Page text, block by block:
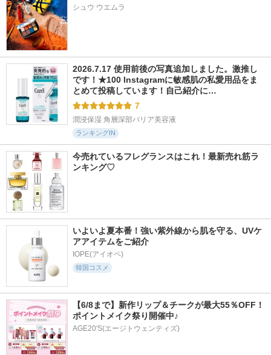
シュウ ウエムラ
2026.7.17 使用前後の写真追加しました。激推し
です！★100 Instagramに敏感肌の私愛用品をま
とめて投稿しています！自己紹介に…
7
潤浸保湿 角層深部バリア美容液
ランキングIN
今売れているフレグランスはこれ！最新売れ筋ラ
ンキング♡
いよいよ夏本番！強い紫外線から肌を守る、UVケ
アアイテムをご紹介
IOPE(アイオペ)
韓国コスメ
【6/8まで】新作リップ＆チークが最大55％OFF！
ポイントメイク祭り開催中♪
AGE20'S(エージトウェンティズ)